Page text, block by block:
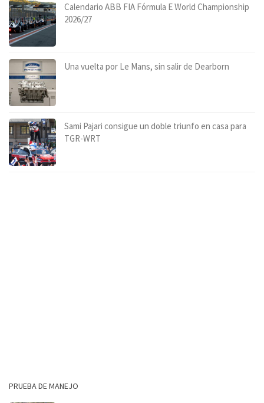
Calendario ABB FIA Fórmula E World Championship
2026/27
Una vuelta por Le Mans, sin salir de Dearborn
Sami Pajari consigue un doble triunfo en casa para
TGR-WRT
PRUEBA DE MANEJO